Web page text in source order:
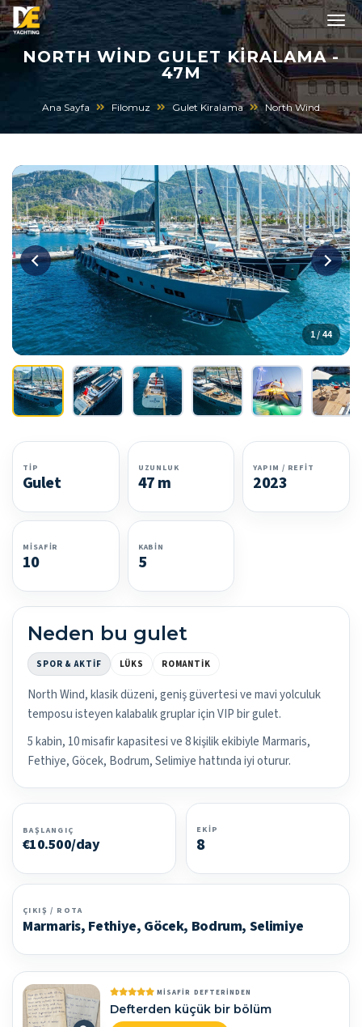
NORTH WIND GULET KIRALAMA -
47M
Ana Sayfa Filomuz Gulet Kiralama North Wind
1 / 44
TIP
Gulet
UZUNLUK
47 m
YAPIM / REFIT
2023
MISAFIR
10
KABIN
5
Neden bu gulet
SPOR & AKTIF LÜKS ROMANTIK
North Wind, klasik düzeni, geniş güvertesi ve mavi yolculuk
temposu isteyen kalabalık gruplar için VIP bir gulet.
5 kabin, 10 misafir kapasitesi ve 8 kişilik ekibiyle Marmaris,
Fethiye, Göcek, Bodrum, Selimiye hattında iyi oturur.
BAŞLANGIÇ
€10.500/day
EKIP
8
ÇIKIŞ / ROTA
Marmaris, Fethiye, Göcek, Bodrum, Selimiye
MISAFIR DEFTERINDEN
Defterden küçük bir bölüm